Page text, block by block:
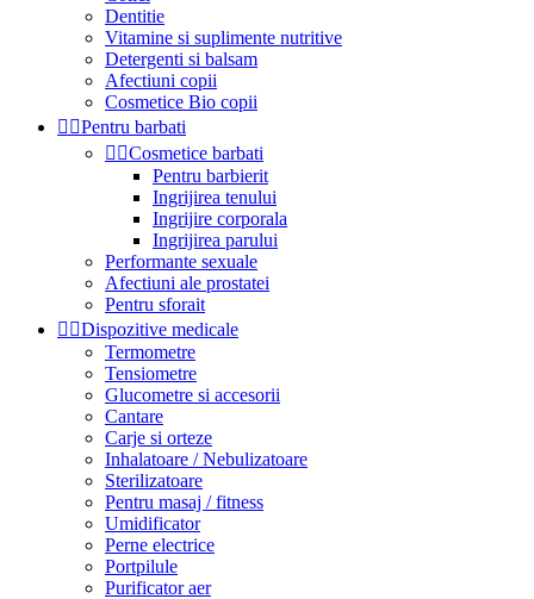
Dentitie
Vitamine si suplimente nutritive
Detergenti si balsam
Afectiuni copii
Cosmetice Bio copii
 Pentru barbati
 Cosmetice barbati
Pentru barbierit
Ingrijirea tenului
Ingrijire corporala
Ingrijirea parului
Performante sexuale
Afectiuni ale prostatei
Pentru sforait
 Dispozitive medicale
Termometre
Tensiometre
Glucometre si accesorii
Cantare
Carje si orteze
Inhalatoare / Nebulizatoare
Sterilizatoare
Pentru masaj / fitness
Umidificator
Perne electrice
Portpilule
Purificator aer